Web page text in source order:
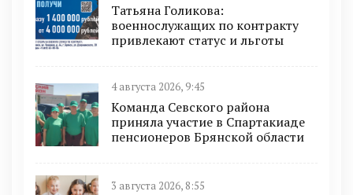
Татьяна Голикова:
военнослужащих по контракту
привлекают статус и льготы
4 августа 2026, 9:45
Команда Севского района
приняла участие в Спартакиаде
пенсионеров Брянской области
3 августа 2026, 8:55